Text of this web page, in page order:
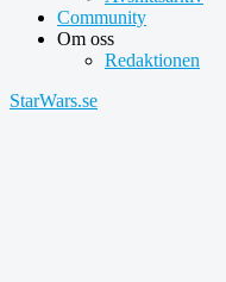
Community
Om oss
Redaktionen
StarWars.se